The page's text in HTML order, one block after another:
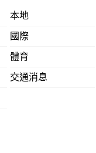
本地
國際
體育
交通消息